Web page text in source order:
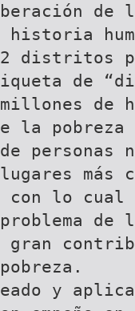
de
distritos
de
de
la pobreza
personas
más
con lo cual
de
gran
y